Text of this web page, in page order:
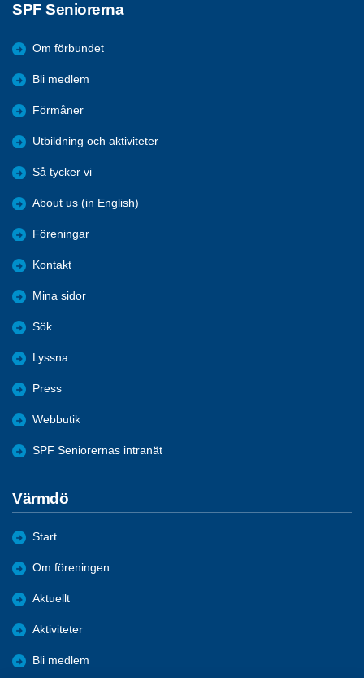
SPF Seniorerna
Om förbundet
Bli medlem
Förmåner
Utbildning och aktiviteter
Så tycker vi
About us (in English)
Föreningar
Kontakt
Mina sidor
Sök
Lyssna
Press
Webbutik
SPF Seniorernas intranät
Värmdö
Start
Om föreningen
Aktuellt
Aktiviteter
Bli medlem